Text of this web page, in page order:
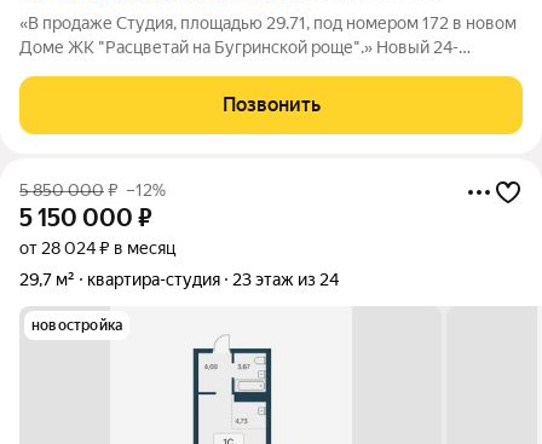
«В продаже Студия, площадью 29.71, под номером 172 в новом
Доме ЖК "Расцветай на Бугринской роще".» Новый 24-
микрорайоне Бугринская роща на ул. Оловозаводской.
Вдохновляющие виды открываются на
Позвонить
5 850 000₽ –12%
5 150 000 ₽
от 28 024 ₽ в месяц
29,7 м²
квартира-студия 23 этаж из 24
новостройка